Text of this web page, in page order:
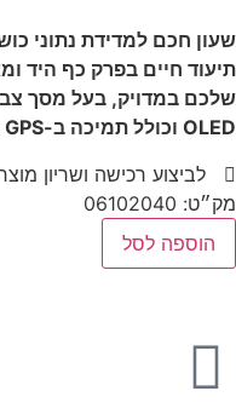
תיעוד חיים בפרק כף היד
OLED וכולל תמיכה ב-GPS וקישוריות סלולרית.
לביצוע רכישה ושריון
מק״ט: 06102040
הוספה לסל